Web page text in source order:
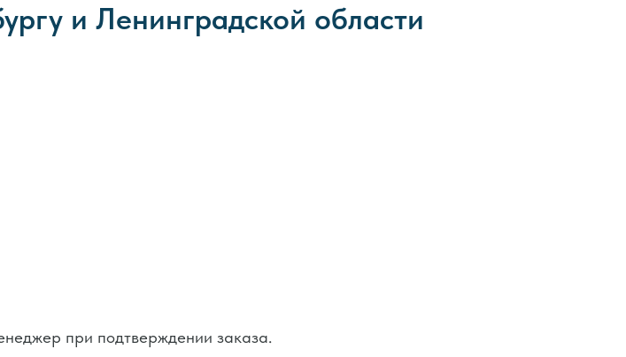
– начните в удобном для вас темпе
при подтверждении заказа.
и Ленинградской области